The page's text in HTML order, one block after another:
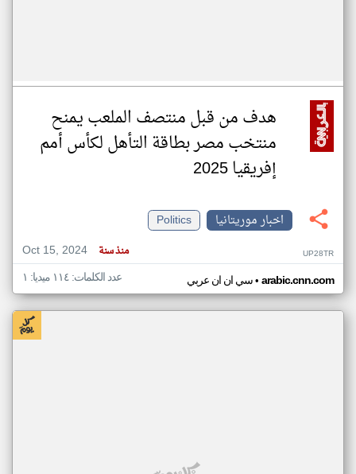
هدف من قبل منتصف الملعب يمنح
منتخب مصر بطاقة التأهل لكأس أمم
إفريقيا 2025
اخبار موريتانيا
Politics
Oct 15, 2024
منذ سنة UP28TR
سي ان ان عربي• arabic.cnn.com عدد الكلمات: ١١٤ ميديا: ١